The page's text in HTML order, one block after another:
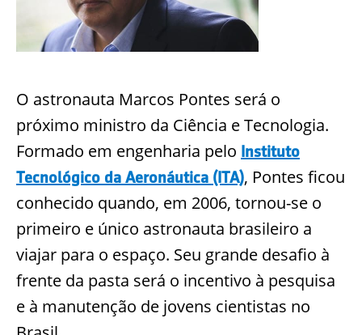
O astronauta Marcos Pontes será o
próximo ministro da Ciência e Tecnologia.
Formado em engenharia pelo Instituto
Tecnológico da Aeronáutica (ITA), Pontes ficou
conhecido quando, em 2006, tornou-se o
primeiro e único astronauta brasileiro a
viajar para o espaço. Seu grande desafio à
frente da pasta será o incentivo à pesquisa
e à manutenção de jovens cientistas no